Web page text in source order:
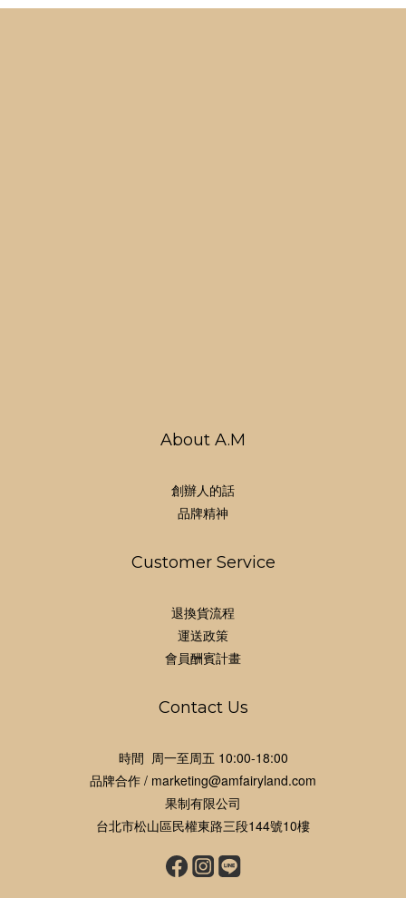
About A.M
創辦人的話
品牌精神
Customer Service
退換貨流程
運送政策
會員酬賓計畫
Contact Us
時間 周一至周五 10:00-18:00
品牌合作 / marketing@amfairyland.com
果制有限公司
台北市松山區民權東路三段144號10樓